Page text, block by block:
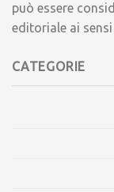
può essere
editoriale ai sensi
CATEGORIE